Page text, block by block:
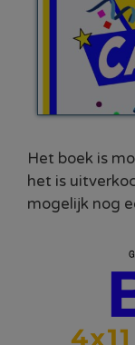
Het boek is
het is
mogelijk nog